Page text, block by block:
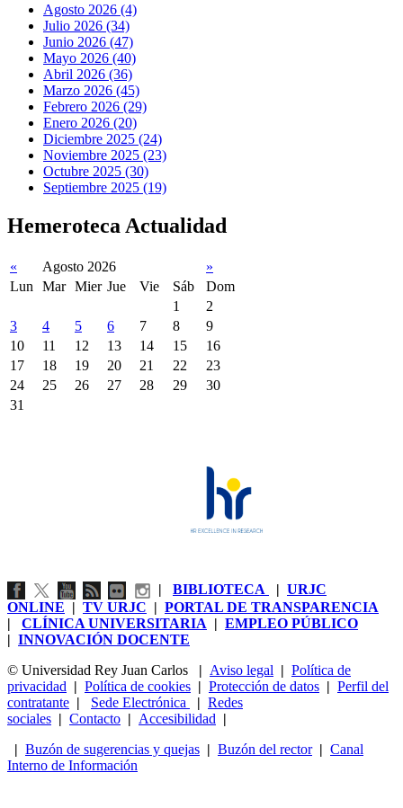
Agosto 2026 (4)
Julio 2026 (34)
Junio 2026 (47)
Mayo 2026 (40)
Abril 2026 (36)
Marzo 2026 (45)
Febrero 2026 (29)
Enero 2026 (20)
Diciembre 2025 (24)
Noviembre 2025 (23)
Octubre 2025 (30)
Septiembre 2025 (19)
Hemeroteca Actualidad
« Agosto 2026
»
Lun
Mar Mier Jue Vie Sáb
Dom
1
2
3
4 5 6 7 8
9
10
11 12 13 14 15
16
17
18 19 20 21 22
23
24
25 26 27 28 29
30
31
| BIBLIOTECA | URJC
ONLINE | TV URJC | PORTAL DE TRANSPARENCIA
| CLÍNICA UNIVERSITARIA | EMPLEO PÚBLICO
| INNOVACIÓN DOCENTE
© Universidad Rey Juan Carlos
| Aviso legal | Política de
privacidad | Política de cookies | Protección de datos | Perfil del
contratante | Sede Electrónica | Redes
sociales | Contacto | Accesibilidad |
| Buzón de sugerencias y quejas | Buzón del rector| Canal
Interno de Información